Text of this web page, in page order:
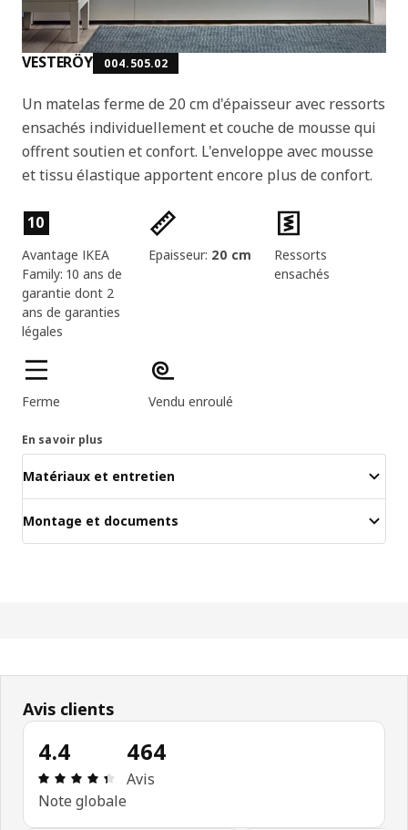
VESTERÖY 004.505.02
Un matelas ferme de 20 cm d'épaisseur avec ressorts
ensachés individuellement et couche de mousse qui
offrent soutien et confort. L'enveloppe avec mousse
et tissu élastique apportent encore plus de confort.
Caractéristiques du produit
10
Avantage IKEA
Family: 10 ans de
garantie dont 2
ans de garanties
légales
Epaisseur: 20 cm
Ressorts
ensachés
Ferme Vendu enroulé
En savoir plus
Matériaux et entretien
Montage et documents
Avis clients
4.4
Avis: 4.4 sur 5 étoiles Nombre total d'avis: 464
Note globale
464
Avis